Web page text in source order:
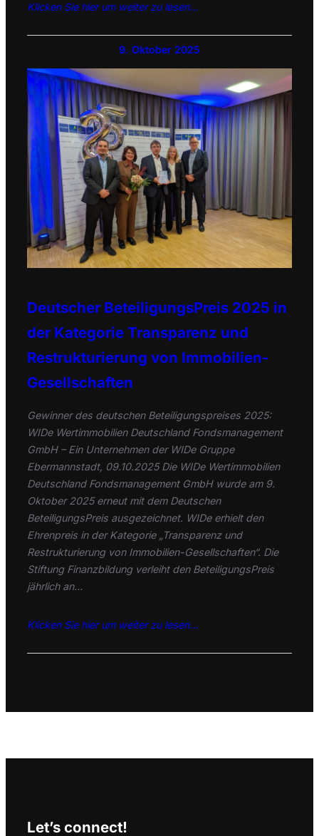
Klicken Sie hier um weiter zu lesen…
9. Oktober 2025
Deutscher BeteiligungsPreis 2025 in
der Kategorie Transparenz und
Restrukturierung von Immobilien-
Gesellschaften
Gewinner des deutschen Beteiligungspreises 2025:
WIDe Wertimmobilien Deutschland Fondsmanagement
GmbH – Ein Unternehmen der WIDe Gruppe
Ebermannstadt, 09.10.2025 Die WIDe Wertimmobilien
Deutschland Fondsmanagement GmbH wurde am 9.
Oktober 2025 erneut mit dem Deutschen
BeteiligungsPreis ausgezeichnet. WIDe erhielt den
Ehrenpreis in der Kategorie „Transparenz und
Restrukturierung von Immobilien-Gesellschaften“. Die
Stiftung Finanzbildung verleiht den BeteiligungsPreis
jährlich an…
Klicken Sie hier um weiter zu lesen…
Let’s connect!